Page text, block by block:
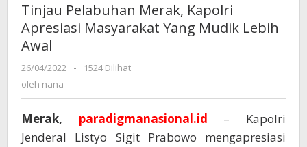
Tinjau Pelabuhan Merak, Kapolri
Apresiasi Masyarakat Yang Mudik Lebih
Awal
26/04/2022
oleh
-
1524 Dilihat
oleh nana
Merak, paradigmanasional.id – Kapolri
Jenderal Listyo Sigit Prabowo mengapresiasi